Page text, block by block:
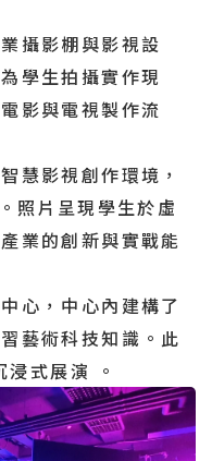
攝影棚與影視設
學生拍攝實作現
影與電視製作流
慧影視創作環境，
照片呈現學生於虛
業的創新與實戰能
心，中心內建構了
藝術科技知識。此
式展演 。